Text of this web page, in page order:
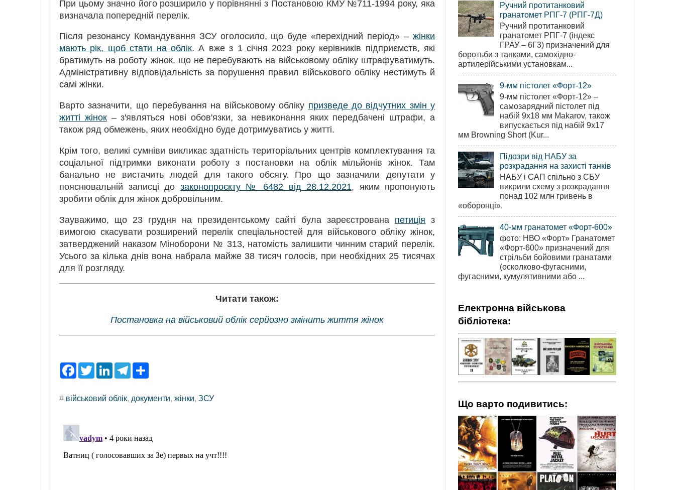
При цьому значно його розширило у порівнянні з Постановою КМУ №711-1994 року, яка
визначала попередній перелік.
Після резонансу Командування ЗСУ оголосило, що буде «перехідний період» – жінки
мають рік, щоб стати на облік. А вже з 1 січня 2023 року керівників підприємств, які
братимуть на роботу жінок, що не перебувають на військовому обліку штрафуватимуть.
Адміністративну відповідальність за порушення правил військового обліку нестимуть й
самі жінки.
Варто зазначити, що перебування на військовому обліку призведе до відчутних змін у
житті жінок– з'являться нові обов'язки, за невиконання яких передбачені штрафи, а
також ряд обмежень, яких необхідно буде дотримуватись у житті.
Крім того, великі сумніви викликає здатність територіальних центрів комплектування та
соціальної підтримки виконати роботу з постановки на облік мільйонів жінок. Там
банально не вистачить людей для такого обсягу. Про що зазначили депутати у
пояснювальній записці до законопроєкту № 6482 від 28.12.2021, яким пропонують
зробити облік для жінок добровільним.
Зауважимо, що 23 грудня на президентському сайті була зареєстрована петиція з
вимогою скасувати розширений перелік спеціальностей для військового обліку жінок,
затверджений наказом Міноборони № 313, натомість залишити чинним старий перелік.
Усього за кілька днів вона набрала майже 38 тисяч голосів, при необхідних 25 тисячах
для її розгляду.
Читати також:
Постановка на військовий облік серйозно змінить життя жінок
F
a
b
k
T
w
t
L
e
T
g
e
# військовий облік документи жінки ЗСУ
Ручний протитанковий
гранатомет РПГ-7 (РПГ-7Д)
Ручний протитанковий
гранатомет РПГ-7 (індекс
ГРАУ – 6Г3) призначений для
боротьби з танками, самохідно-
артилерійськими установкам...
9-мм пістолет «Форт-12»
9-мм пістолет «Форт-12» –
самозарядний пістолет під
набій 9х18 мм Makarov, також
випускається під набій 9х17
мм Browning Short (Kur...
Підозри від НАБУ за
розкрадання на захисті танків
НАБУ і САП спільно з СБУ
викрили схему з розкрадання
понад 102 млн гривень в
«оборонці».
40-мм гранатомет «Форт-600»
фото: НВО «Форт» Гранатомет
«Форт-600» призначений для
стрільби бойовими гранатами
(осколково-фугасними,
фугасними, кумулятивними або ...
Електронна військова
бібліотека:
Що варто подивитись: